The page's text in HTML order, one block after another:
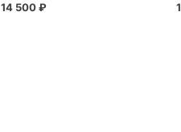
14 500 ₽